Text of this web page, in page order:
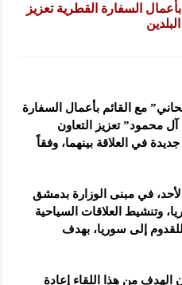
السفارة القطرية تعزيز
مع القائم بأعمال السفارة
آل محمود”تعزيز التعاون
في العلاقة بينهما، وفقاً
في مبنى الوزارة بدمشق
وتنشيط العلاقات السياحية
إلى سوريا، بهدف
الهدف من هذا ‏اللقاء إعادة